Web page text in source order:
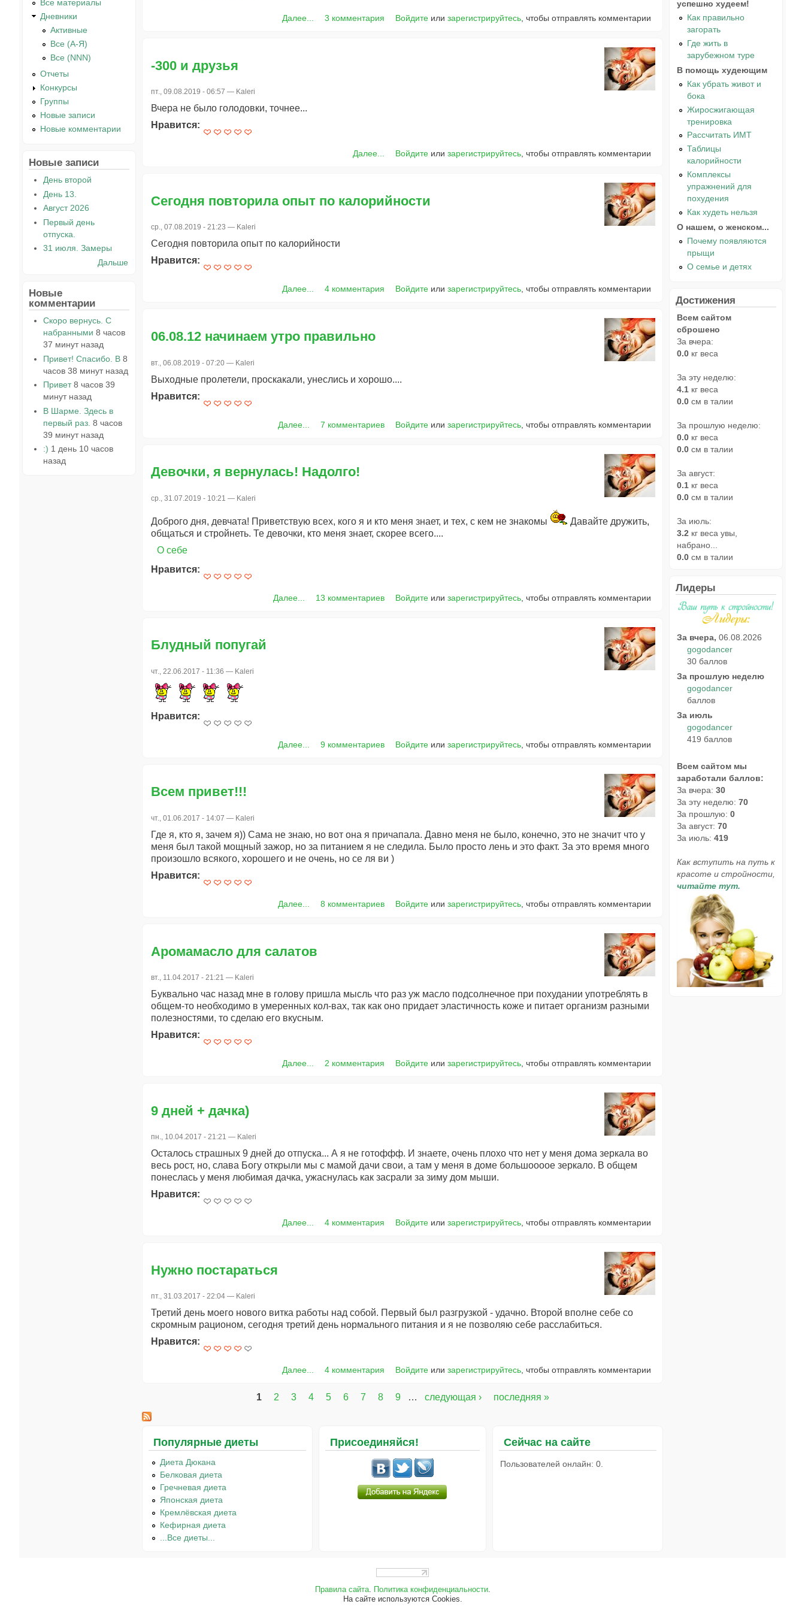
Далее... 3 комментария Войдите илизарегистрируйтесь , чтобы отправлять комментарии
-300 и друзья
пт., 09.08.2019 - 06:57 — Kaleri
Вчера не было голодовки, точнее...
Нравится:
Далее... Войдите илизарегистрируйтесь, чтобы отправлять комментарии
Сегодня повторила опыт по калорийности
ср., 07.08.2019 - 21:23 — Kaleri
Сегодня повторила опыт по калорийности
Нравится:
Далее... 4 комментария Войдите илизарегистрируйтесь, чтобы отправлять комментарии
06.08.12 начинаем утро правильно
вт., 06.08.2019 - 07:20 — Kaleri
Выходные пролетели, проскакали, унеслись и хорошо....
Нравится:
Далее... 7 комментариев Войдите илизарегистрируйтесь , чтобы отправлять комментарии
Девочки, я вернулась! Надолго!
ср., 31.07.2019 - 10:21 — Kaleri
Доброго дня, девчата! Приветствую всех, кого я и кто меня знает, и тех, с кем не знакомы
Давайте дружить,
общаться и стройнеть. Те девочки, кто меня знает, скорее всего....
О себе
Нравится:
Далее... 13 комментариев Войдите илизарегистрируйтесь , чтобы отправлять комментарии
Блудный попугай
чт., 22.06.2017 - 11:36 — Kaleri
Нравится:
Далее... 9 комментариев Войдите илизарегистрируйтесь , чтобы отправлять комментарии
Всем привет!!!
чт., 01.06.2017 - 14:07 — Kaleri
Где я, кто я, зачем я)) Сама не знаю, но вот она я причапала. Давно меня не было, конечно, это не значит что у
меня был такой мощный зажор, но за питанием я не следила. Было просто лень и это факт. За это время много
произошло всякого, хорошего и не очень, но се ля ви )
Нравится:
Далее... 8 комментариев Войдите илизарегистрируйтесь , чтобы отправлять комментарии
Аромамасло для салатов
вт., 11.04.2017 - 21:21 — Kaleri
Буквально час назад мне в голову пришла мысль что раз уж масло подсолнечное при похудании употреблять в
общем-то необходимо в умеренных кол-вах, так как оно придает эластичность коже и питает организм разными
полезностями, то сделаю его вкусным.
Нравится:
Далее... 2 комментария Войдите илизарегистрируйтесь , чтобы отправлять комментарии
9 дней + дачка)
пн., 10.04.2017 - 21:21 — Kaleri
Осталось страшных 9 дней до отпуска... А я не готоффф. И знаете, очень плохо что нет у меня дома зеркала во
весь рост, но, слава Богу открыли мы с мамой дачи свои, а там у меня в доме большоооое зеркало. В общем
понеслась у меня любимая дачка, ужаснулась как засрали за зиму дом мыши.
Нравится:
Далее... 4 комментария Войдите илизарегистрируйтесь, чтобы отправлять комментарии
Нужно постараться
пт., 31.03.2017 - 22:04 — Kaleri
Третий день моего нового витка работы над собой. Первый был разгрузкой - удачно. Второй вполне себе со
скромным рационом, сегодня третий день нормального питания и я не позволяю себе расслабиться.
Нравится:
Далее... 4 комментария Войдите илизарегистрируйтесь, чтобы отправлять комментарии
Страницы
1 2 3 4 5 6 7 8 9 … следующая › последняя »
Популярные диеты
Диета Дюкана
Белковая диета
Гречневая диета
Японская диета
Кремлёвская диета
Кефирная диета
...Все диеты...
Присоединяйся! Сейчас на сайте
Пользователей онлайн: 0.
Все материалы
Дневники
Активные
Все (А-Я)
Все (NNN)
Отчеты
Конкурсы
Группы
Новые записи
Новые комментарии
Новые записи
День второй
День 13.
Август 2026
Первый день
отпуска.
31 июля. Замеры
Дальше
Новые
комментарии
Скоро вернусь. С
набранными 8 часов
37 минут назад
Привет! Спасибо. В 8
часов 38 минут назад
Привет 8 часов 39
минут назад
В Шарме. Здесь в
первый раз. 8 часов
39 минут назад
:) 1 день 10 часов
назад
успешно худеем!
Как правильно
загорать
Где жить в
зарубежном туре
В помощь худеющим
Как убрать живот и
бока
Жиросжигающая
тренировка
Рассчитать ИМТ
Таблицы
калорийности
Комплексы
упражнений для
похудения
Как худеть нельзя
О нашем, о женском...
Почему появляются
прыщи
О семье и детях
Достижения
Всем сайтом
сброшено
За вчера:
0.0 кг веса
За эту неделю:
4.1 кг веса
0.0 см в талии
За прошлую неделю:
0.0 кг веса
0.0 см в талии
За август:
0.1 кг веса
0.0 см в талии
За июль:
3.2 кг веса увы,
набрано...
0.0 см в талии
Лидеры
За вчера, 06.08.2026
gogodancer
30 баллов
За прошлую неделю
gogodancer
баллов
За июль
gogodancer
419 баллов
Всем сайтом мы
заработали баллов:
За вчера: 30
За эту неделю: 70
За прошлую: 0
За август: 70
За июль: 419
Как вступить на путь к
красоте и стройности,
читайте тут.
Правила сайта. Политика конфиденциальности.
На сайте используются Cookies.